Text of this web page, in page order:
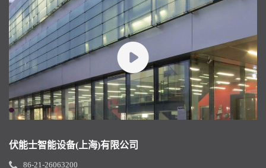
伏能士智能设备(上海)有限公司
86-21-26063200